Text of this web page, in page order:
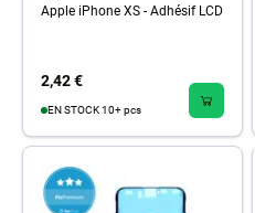
Apple iPhone XS - Adhésif LCD
2,42 €
EN STOCK 10+ pcs